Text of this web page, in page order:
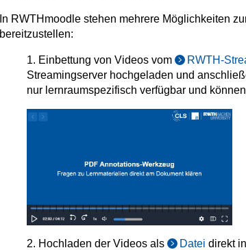
In RWTHmoodle stehen mehrere Möglichkeiten
bereitzustellen:
1. Einbettung von Videos vom RWTH-
Streamingserver hochgeladen und
nur lernraumspezifisch verfügbar und
2. Hochladen der Videos als Datei direkt